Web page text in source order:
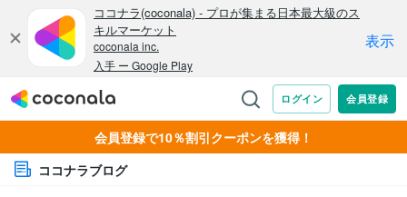
会員登録で10％割引クーポンを獲得！
ココナラブログ